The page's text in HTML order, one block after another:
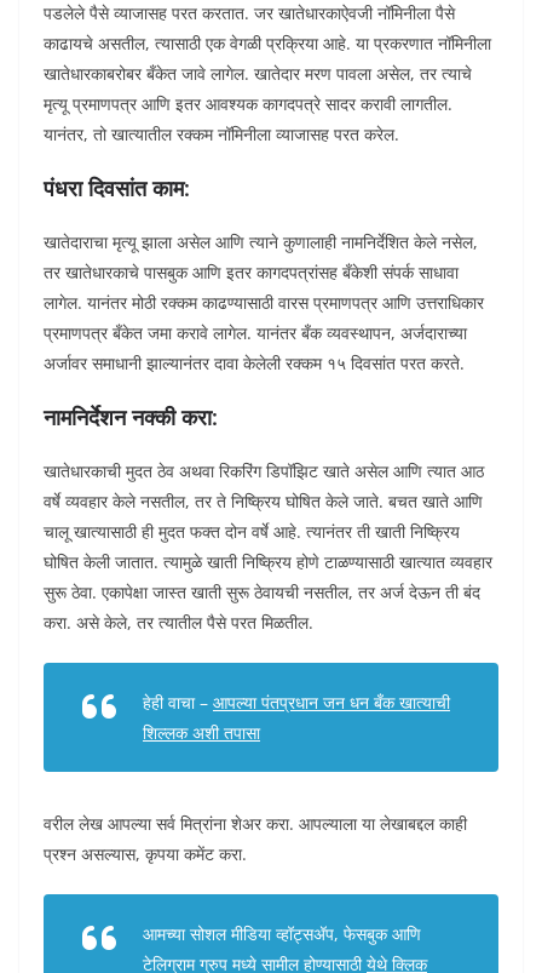
पडलेले पैसे व्याजासह परत करतात. जर खातेधारकाऐवजी नॉमिनीला पैसे
काढायचे असतील, त्यासाठी एक वेगळी प्रक्रिया आहे. या प्रकरणात नॉमिनीला
खातेधारकाबरोबर बँकेत जावे लागेल. खातेदार मरण पावला असेल, तर त्याचे
मृत्यू प्रमाणपत्र आणि इतर आवश्यक कागदपत्रे सादर करावी लागतील.
यानंतर, तो खात्यातील रक्कम नॉमिनीला व्याजासह परत करेल.
पंधरा दिवसांत काम:
खातेदाराचा मृत्यू झाला असेल आणि त्याने कुणालाही नामनिर्देशित केले नसेल,
तर खातेधारकाचे पासबुक आणि इतर कागदपत्रांसह बँकेशी संपर्क साधावा
लागेल. यानंतर मोठी रक्कम काढण्यासाठी वारस प्रमाणपत्र आणि उत्तराधिकार
प्रमाणपत्र बँकेत जमा करावे लागेल. यानंतर बँक व्यवस्थापन, अर्जदाराच्या
अर्जावर समाधानी झाल्यानंतर दावा केलेली रक्कम १५ दिवसांत परत करते.
नामनिर्देशन नक्की करा:
खातेधारकाची मुदत ठेव अथवा रिकरिंग डिपॉझिट खाते असेल आणि त्यात आठ
वर्षे व्यवहार केले नसतील, तर ते निष्क्रिय घोषित केले जाते. बचत खाते आणि
चालू खात्यासाठी ही मुदत फक्त दोन वर्षे आहे. त्यानंतर ती खाती निष्क्रिय
घोषित केली जातात. त्यामुळे खाती निष्क्रिय होणे टाळण्यासाठी खात्यात व्यवहार
सुरू ठेवा. एकापेक्षा जास्त खाती सुरू ठेवायची नसतील, तर अर्ज देऊन ती बंद
करा. असे केले, तर त्यातील पैसे परत मिळतील.
हेही वाचा – आपल्या पंतप्रधान जन धन बँक खात्याची
शिल्लक अशी तपासा
वरील लेख आपल्या सर्व मित्रांना शेअर करा. आपल्याला या लेखाबद्दल काही
प्रश्न असल्यास, कृपया कमेंट करा.
आमच्या सोशल मीडिया व्हॉट्सअ‍ॅप, फेसबुक आणि
टेलिग्राम ग्रुप मध्ये सामील होण्यासाठीयेथे क्लिक